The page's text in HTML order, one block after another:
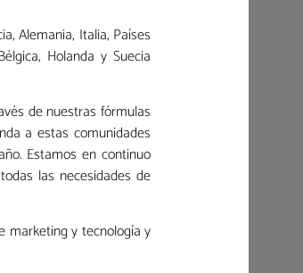
Alemania, Italia, Países
Holanda y Suecia
de nuestras fórmulas
a estas comunidades
Estamos en continuo
las necesidades de
marketing y tecnología y